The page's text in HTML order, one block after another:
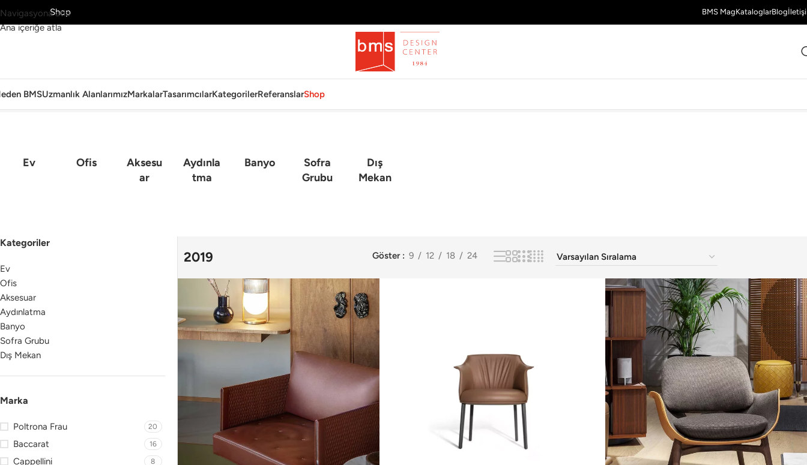
Navigasyona atla
Ana içeriğe atla
KeşfetShop BMS MagKataloglarBlog
BMSUzmanlık AlanlarımızMarkalarTasarımcılarKategorilerReferanslarShop
Ana Sayfa
Ev Ofis
Aksesu
Ar
Aydınla
Tma
Banyo
Sofra
Grubu
Dış
Mekan
Kategoriler
Ev
Ofis
Aksesuar
Aydınlatma
Banyo
Sofra Grubu
Dış Mekan
Marka
Poltrona Frau 20
Baccarat 16
Cappellini 8
2019 Göster 9 12 18 24